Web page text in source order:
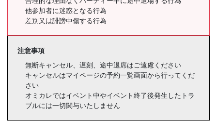
他参加者に迷惑となる行為
差別又は誹謗中傷する行為
注意事項
無断キャンセル、遅刻、途中退席はご遠慮ください
キャンセルはマイページの予約一覧画面から行ってくだ
さい
オミカレではイベント中やイベント終了後発生したトラ
ブルには一切関与いたしません